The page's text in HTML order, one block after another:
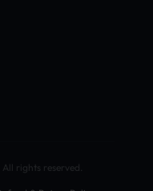
rights reserved.